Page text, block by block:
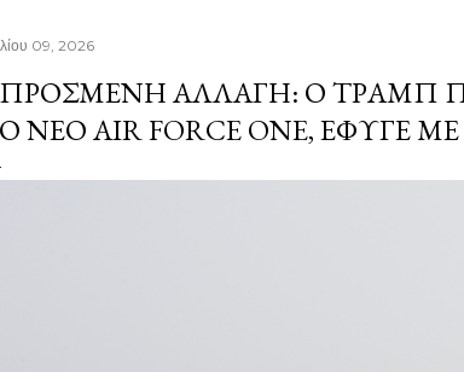
09, 2026
ΑΛΛΑΓΉ: Ο ΤΡΑΜΠ
ΝΈΟ AIR FORCE ONE, ΈΦΥΓΕ